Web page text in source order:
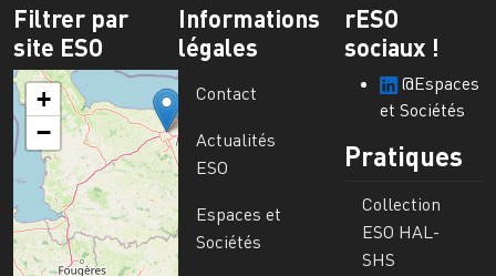
Filtrer par
site ESO
+
−
Informations
légales
Contact
Actualités
ESO
Espaces et
Sociétés
rESO
sociaux !
@Espaces
et Sociétés
Pratiques
Collection
ESO HAL-
SHS